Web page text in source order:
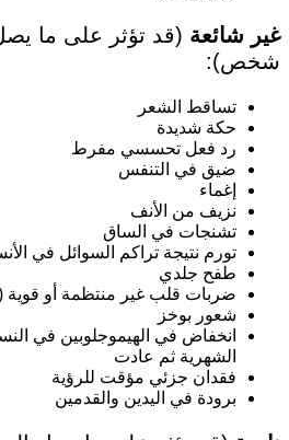
غير شائعة
شخص):
تساقط الشعر
حكة شديدة
رد فعل تحسسي مفرط
ضيق في التنفس
إغماء
نزيف من الأنف
تشنجات في الساق
تورم نتيجة تراكم السوائل في
طفح جلدي
ضربات قلب غير منتظمة أو قوية
شعور بوخز
انخفاض في الهيموجلوبين في
الشهرية ثم عادت
فقدان جزئي مؤقت للرؤية
برودة في اليدين والقدمين